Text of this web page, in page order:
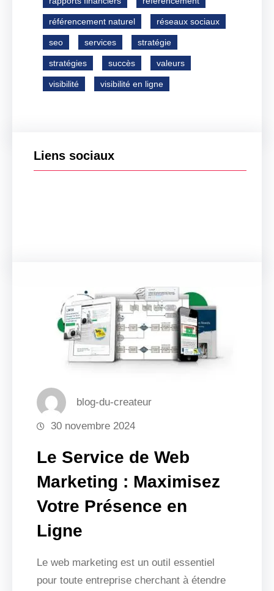
référencement naturel réseaux sociaux
seo services stratégie
stratégies succès valeurs
visibilité visibilité en ligne
Liens sociaux
blog-du-createur
30 novembre 2024
Le Service de Web
Marketing : Maximisez
Votre Présence en
Ligne
Le web marketing est un outil essentiel
pour toute entreprise cherchant à étendre